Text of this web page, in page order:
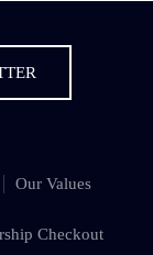
Our Values
Checkout